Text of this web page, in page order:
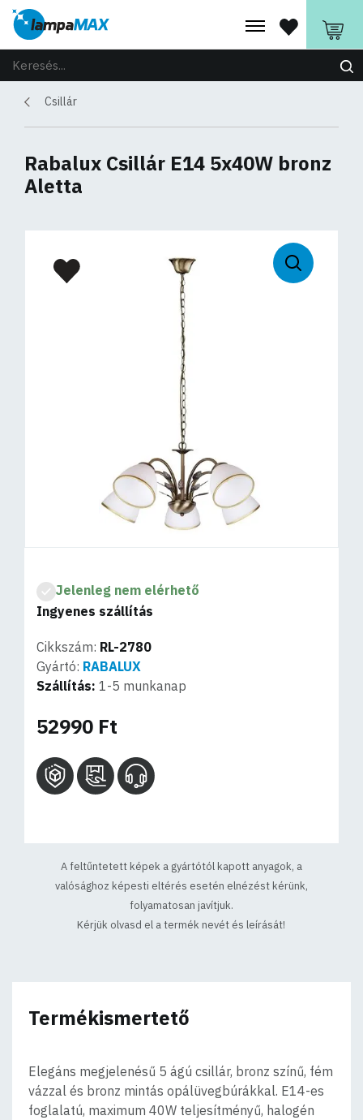
Csillár
Rabalux Csillár E14 5x40W bronz
Aletta
Jelenleg nem elérhető
Ingyenes szállítás
Cikkszám: RL-2780
Gyártó: RABALUX
Szállítás: 1-5 munkanap
52990 Ft
A feltűntetett képek a gyártótól kapott anyagok, a
valósághoz képesti eltérés esetén elnézést kérünk,
folyamatosan javítjuk.
Kérjük olvasd el a termék nevét és leírását!
Termékismertető
Elegáns megjelenésű 5 ágú csillár, bronz színű, fém
vázzal és bronz mintás opálüvegbúrákkal. E14-es
foglalatú, maximum 40W teljesítményű, halogén